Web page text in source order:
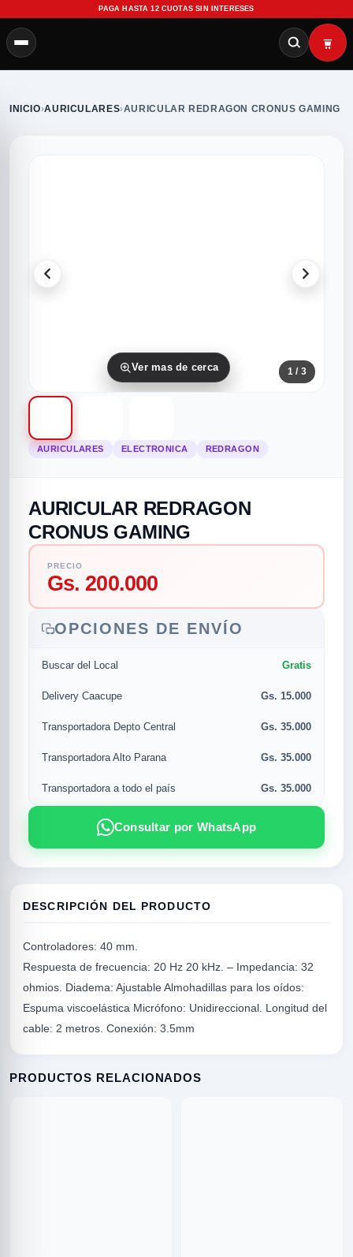
PAGA HASTA 12 CUOTAS SIN INTERESES
categorias
MUSICAL
INICIO›AURICULARES›AURICULAR REDRAGON CRONUS GAMING
Ver mas de cerca 1 / 3
AURICULARES ELECTRONICA REDRAGON
AURICULAR REDRAGON
CRONUS GAMING
PRECIO
Gs. 200.000
OPCIONES DE ENVÍO
Buscar del Local Gratis
Delivery Caacupe Gs. 15.000
Transportadora Depto Central Gs. 35.000
Transportadora Alto Parana Gs. 35.000
Transportadora a todo el país Gs. 35.000
Consultar por WhatsApp
DESCRIPCIÓN DEL PRODUCTO
Controladores: 40 mm.
Respuesta de frecuencia: 20 Hz 20 kHz. – Impedancia: 32
ohmios. Diadema: AjustableAlmohadillas para los oídos:
Espuma viscoelástica Micrófono: Unidireccional. Longitud del
cable: 2 metros. Conexión: 3.5mm
PRODUCTOS RELACIONADOS